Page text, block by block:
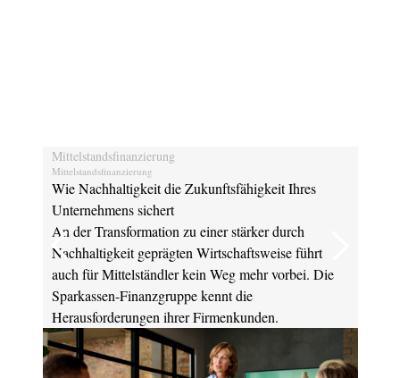
Mittelstandsfinanzierung
Mittelstandsfinanzierung
Wie Nachhaltigkeit die Zukunftsfähigkeit Ihres
Unternehmens sichert
An der Transformation zu einer stärker durch
Nachhaltigkeit geprägten Wirtschaftsweise führt
auch für Mittelständler kein Weg mehr vorbei. Die
Sparkassen-Finanzgruppe kennt die
Herausforderungen ihrer Firmenkunden.